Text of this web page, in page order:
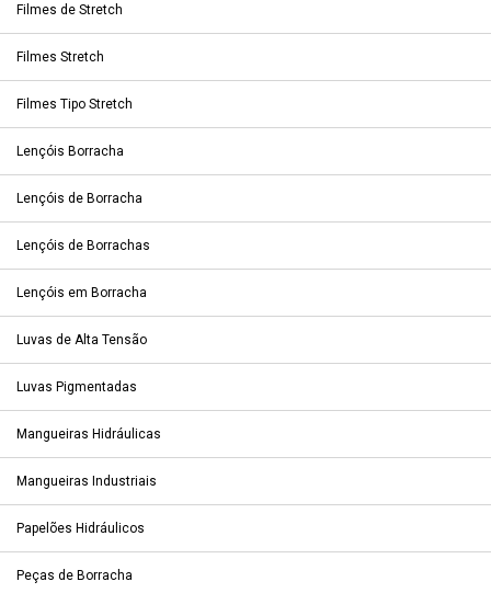
Filmes de Stretch
Filmes Stretch
Filmes Tipo Stretch
Lençóis Borracha
Lençóis de Borracha
Lençóis de Borrachas
Lençóis em Borracha
Luvas de Alta Tensão
Luvas Pigmentadas
Mangueiras Hidráulicas
Mangueiras Industriais
Papelões Hidráulicos
Peças de Borracha